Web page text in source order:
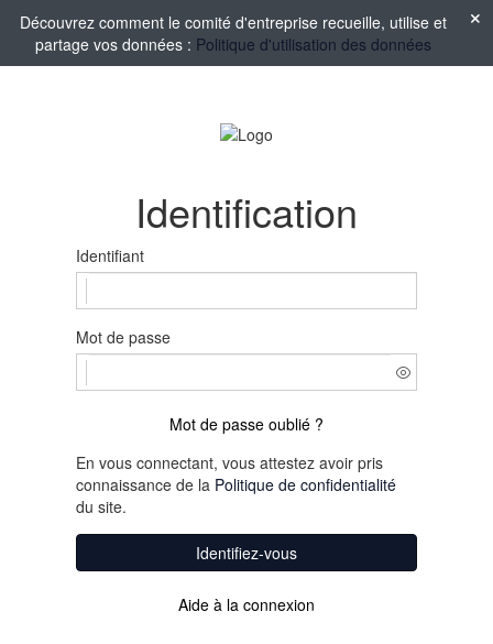
Découvrez comment le comité d'entreprise recueille, utilise et
partage vos données : Politique d'utilisation des données
Identification
Identifiant
Mot de passe
Mot de passe oublié ?
En vous connectant, vous attestez avoir pris
connaissance de la Politique de confidentialité
du site.
Identifiez-vous
Aide à la connexion